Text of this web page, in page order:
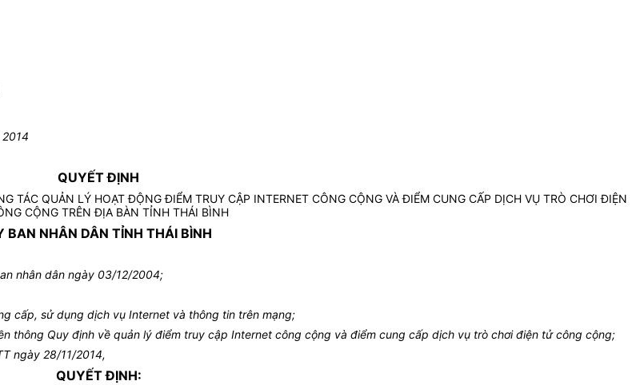
QUYẾT ĐỊNH
TÁC QUẢN LÝ HOẠT ĐỘNG ĐIỂM TRUY CẬP INTERNET CÔNG CỘNG VÀ ĐIỂM CUNG CẤP DỊCH VỤ TRÒ CHƠI ĐIỆN
CỘNG TRÊN ĐỊA BÀN TỈNH THÁI BÌNH
BAN NHÂN DÂN TỈNH THÁI BÌNH
nhân dân ngày 03/12/2004;
cấp, sử dụng dịch vụ Internet và thông tin trên mạng;
thông Quy định về quản lý điểm truy cập Internet công cộng và điểm cung cấp dịch vụ trò chơi điện tử công cộng;
ngày 28/11/2014,
QUYẾT ĐỊNH: